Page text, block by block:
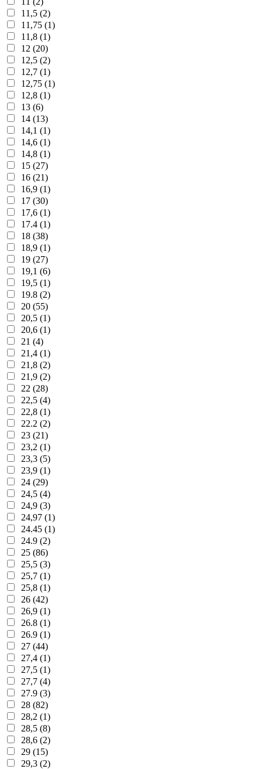
11,5 (2)
11,75 (1)
11,8 (1)
12 (20)
12,5 (2)
12,7 (1)
12,75 (1)
12,8 (1)
13 (6)
14 (13)
14,1 (1)
14,6 (1)
14,8 (1)
15 (27)
16 (21)
16,9 (1)
17 (30)
17,6 (1)
17.4 (1)
18 (38)
18,9 (1)
19 (27)
19,1 (6)
19,5 (1)
19.8 (2)
20 (55)
20,5 (1)
20,6 (1)
21 (4)
21,4 (1)
21,8 (2)
21,9 (2)
22 (28)
22,5 (4)
22,8 (1)
22.2 (2)
23 (21)
23,2 (1)
23,3 (5)
23,9 (1)
24 (29)
24,5 (4)
24,9 (3)
24,97 (1)
24.45 (1)
24.9 (2)
25 (86)
25,5 (3)
25,7 (1)
25,8 (1)
26 (42)
26,9 (1)
26.8 (1)
26.9 (1)
27 (44)
27,4 (1)
27,5 (1)
27,7 (4)
27.9 (3)
28 (82)
28,2 (1)
28,5 (8)
28,6 (2)
29 (15)
29,3 (2)